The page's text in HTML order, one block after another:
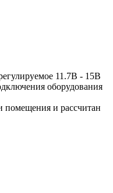
11.7В - 15В
оборудования
помещения и рассчитан